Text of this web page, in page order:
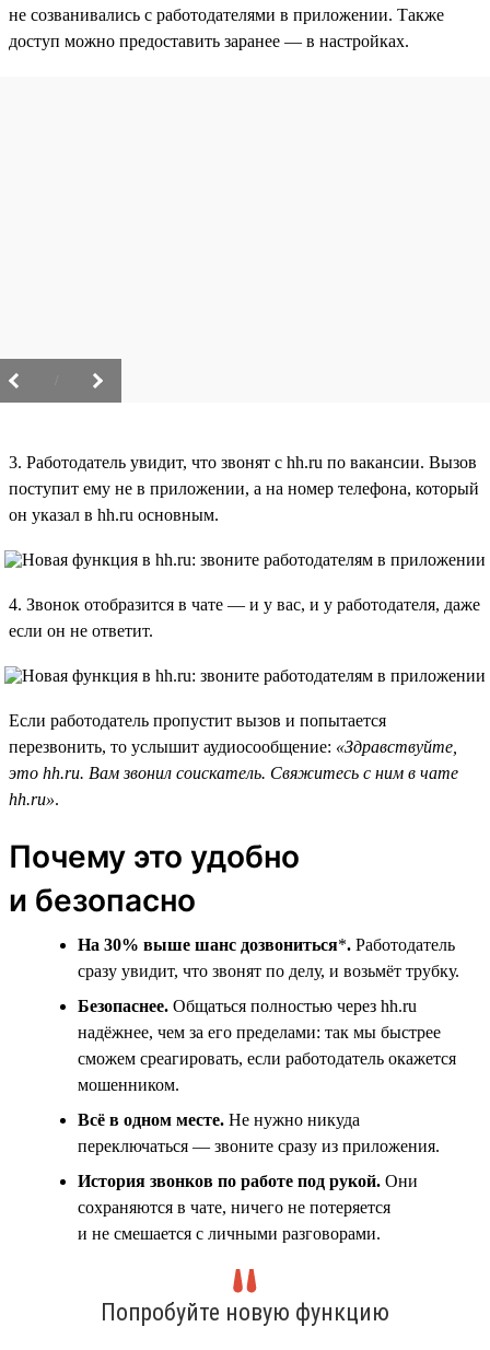
не созванивались с работодателями в приложении. Также
доступ можно предоставить заранее — в настройках.
3. Работодатель увидит, что звонят с hh.ru по вакансии. Вызов
поступит ему не в приложении, а на номер телефона, который
он указал в hh.ru основным.
4. Звонок отобразится в чате — и у вас, и у работодателя, даже
если он не ответит.
Если работодатель пропустит вызов и попытается
перезвонить, то услышит аудиосообщение: «Здравствуйте,
это hh.ru. Вам звонил соискатель. Свяжитесь с ним в чате
hh.ru».
Почему это удобно
и безопасно
На 30% выше шанс дозвониться*. Работодатель
сразу увидит, что звонят по делу, и возьмёт трубку.
Безопаснее. Общаться полностью через hh.ru
надёжнее, чем за его пределами: так мы быстрее
сможем среагировать, если работодатель окажется
мошенником.
Всё в одном месте. Не нужно никуда
переключаться — звоните сразу из приложения.
История звонков по работе под рукой. Они
сохраняются в чате, ничего не потеряется
и не смешается с личными разговорами.
Попробуйте новую функцию